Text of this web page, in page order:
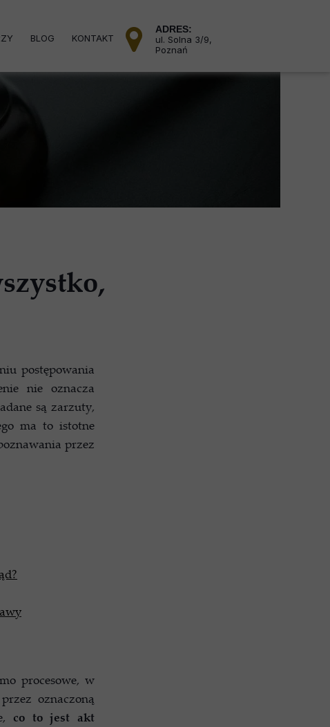
karne - jazda po alkoholu
- zatrzymanie przez policję
Prawo cywilne
cywilne - sprawy spadkowe
i właścicieli nieruchomości
BLOG KONTAKT
ADRES:
ul. Solna 3/9,
Poznań
postępowania
nie oznacza
są zarzuty,
ma to istotne
przez
procesowe, w
oznaczoną
co to jest akt